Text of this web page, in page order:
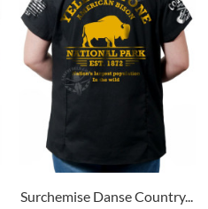
Surchemise Danse Country...